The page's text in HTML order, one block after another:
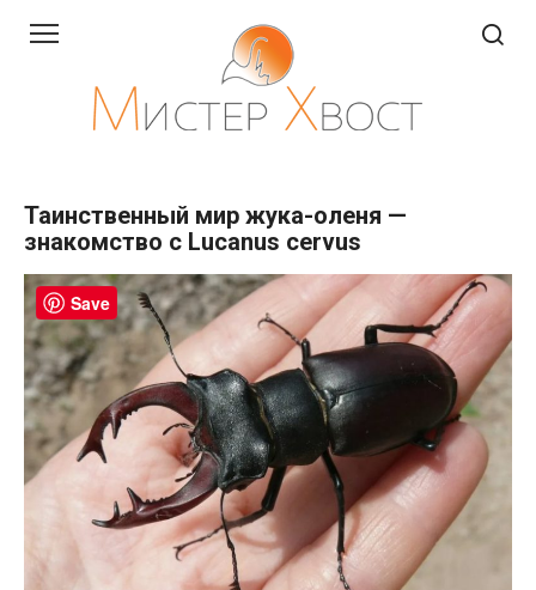
Таинственный мир жука-оленя —
знакомство с Lucanus cervus
Save